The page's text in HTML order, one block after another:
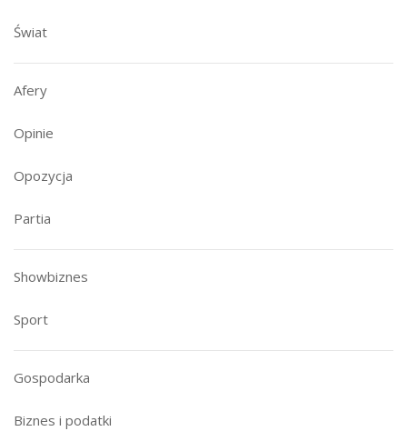
Świat
Afery
Opinie
Opozycja
Partia
Showbiznes
Sport
Gospodarka
Biznes i podatki